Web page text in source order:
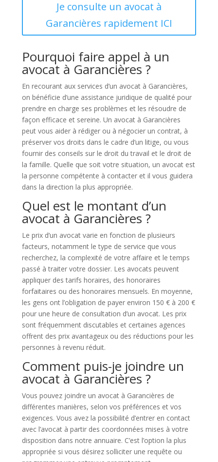
Je consulte un avocat à
Garancières rapidement ICI
Pourquoi faire appel à un
avocat à Garancières ?
En recourant aux services d’un avocat à Garancières,
on bénéficie d’une assistance juridique de qualité pour
prendre en charge ses problèmes et les résoudre de
façon efficace et sereine. Un avocat à Garancières
peut vous aider à rédiger ou à négocier un contrat, à
préserver vos droits dans le cadre d’un litige, ou vous
fournir des conseils sur le droit du travail et le droit de
la famille. Quelle que soit votre situation, un avocat est
la personne compétente à contacter et il vous guidera
dans la direction la plus appropriée.
Quel est le montant d’un
avocat à Garancières ?
Le prix d’un avocat varie en fonction de plusieurs
facteurs, notamment le type de service que vous
recherchez, la complexité de votre affaire et le temps
passé à traiter votre dossier. Les avocats peuvent
appliquer des tarifs horaires, des honoraires
forfaitaires ou des honoraires mensuels. En moyenne,
les gens ont l’obligation de payer environ 150 € à 200 €
pour une heure de consultation d’un avocat. Les prix
sont fréquemment discutables et certaines agences
offrent des prix avantageux ou des réductions pour les
personnes à revenu réduit.
Comment puis-je joindre un
avocat à Garancières ?
Vous pouvez joindre un avocat à Garancières de
différentes manières, selon vos préférences et vos
exigences. Vous avez la possibilité d’entrer en contact
avec l’avocat à partir des coordonnées mises à votre
disposition dans notre annuaire. C’est l’option la plus
appropriée si vous désirez solliciter une requête ou